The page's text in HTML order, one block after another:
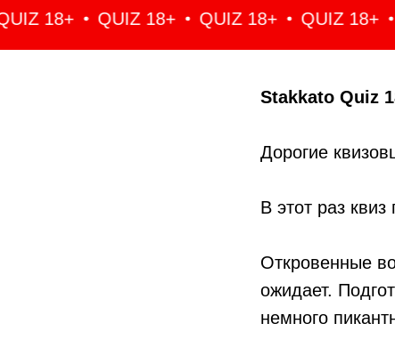
18+ QUIZ 18+ QUIZ 18+ QUIZ 18+
Stakkato Quiz
Дорогие
В этот раз
Откровенные
ожидает.
немного